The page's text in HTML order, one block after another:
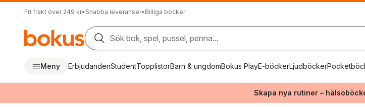
Fri frakt över 249 kr• Snabba leveranser• Billiga böcker
Sök bok, spel, pussel, penna...
Meny ErbjudandenStudentTopplistorBarn & ungdomBokus PlayE-böckerLjudböcker
Skapa nya rutiner –